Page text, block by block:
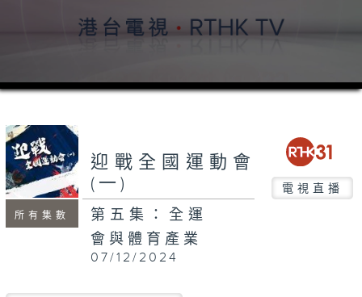
所有集數
迎戰全國運動會
(一)
電視直播
第五集：全運
會與體育產業
07/12/2024